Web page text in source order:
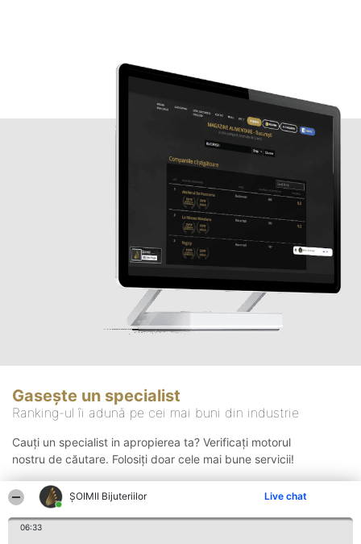
ŞOIMII Bijuteriilor Live chat
06:33
Gasește un specialist
Ranking-ul îi adună pe cei mai buni din industrie
Cauți un specialist in apropierea ta? Verificați motorul
nostru de căutare. Folosiți doar cele mai bune servicii!